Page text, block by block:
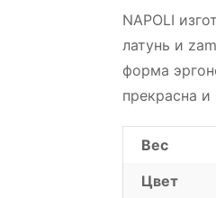
NAPOLI
латунь и
форма
прекрасна
Вес
Цвет